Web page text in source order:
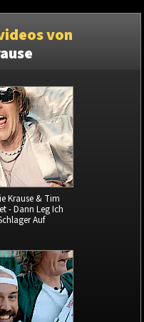
von
Krause & Tim
- Dann Leg Ich
Auf